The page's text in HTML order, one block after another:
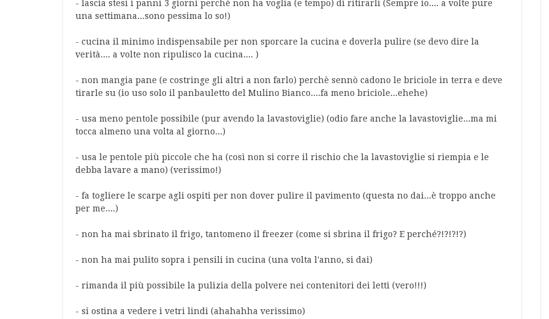
- lascia stesi i panni 3 giorni perchè non ha voglia (e tempo) di ritirarli (Sempre io.... a volte pure
una settimana...sono pessima lo so!)
- cucina il minimo indispensabile per non sporcare la cucina e doverla pulire (se devo dire la
verità.... a volte non ripulisco la cucina.... )
- non mangia pane (e costringe gli altri a non farlo) perchè sennò cadono le briciole in terra e deve
tirarle su (io uso solo il panbauletto del Mulino Bianco....fa meno briciole...ehehe)
- usa meno pentole possibile (pur avendo la lavastoviglie) (odio fare anche la lavastoviglie...ma mi
tocca almeno una volta al giorno...)
- usa le pentole più piccole che ha (così non si corre il rischio che la lavastoviglie si riempia e le
debba lavare a mano) (verissimo!)
- fa togliere le scarpe agli ospiti per non dover pulire il pavimento (questa no dai...è troppo anche
per me....)
- non ha mai sbrinato il frigo, tantomeno il freezer (come si sbrina il frigo? E perché?!?!?!?)
- non ha mai pulito sopra i pensili in cucina (una volta l'anno, si dai)
- rimanda il più possibile la pulizia della polvere nei contenitori dei letti (vero!!!)
- si ostina a vedere i vetri lindi (ahahahha verissimo)